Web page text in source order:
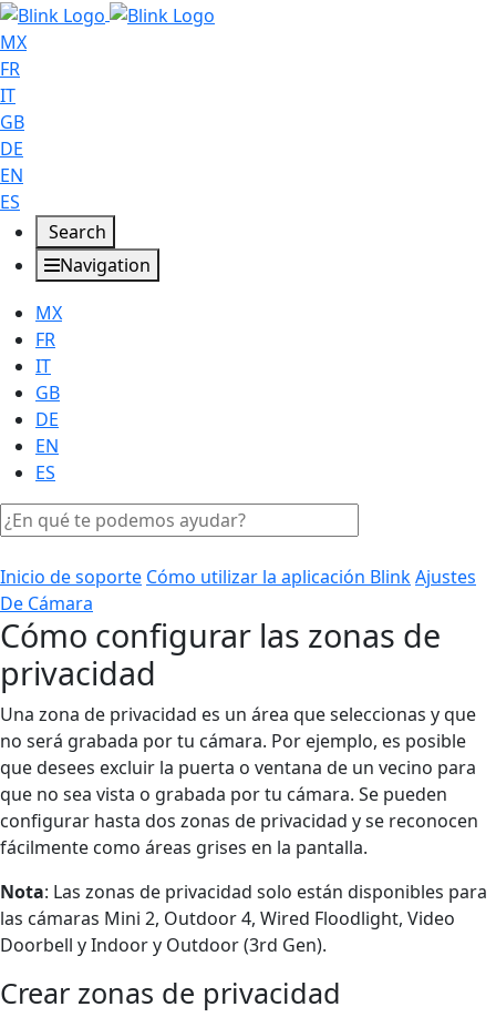
MX
FR
IT
GB
DE
EN
ES
Search
Navigation
MX
FR
IT
GB
DE
EN
ES
Inicio de soporte Cómo utilizar la aplicación BlinkAjustes
De Cámara
Cómo configurar las zonas de
privacidad
Una zona de privacidad es un área que seleccionas y que
no será grabada por tu cámara. Por ejemplo, es posible
que desees excluir la puerta o ventana de un vecino para
que no sea vista o grabada por tu cámara. Se pueden
configurar hasta dos zonas de privacidad y se reconocen
fácilmente como áreas grises en la pantalla.
Nota: Las zonas de privacidad solo están disponibles para
las cámaras Mini 2, Outdoor 4, Wired Floodlight, Video
Doorbell y Indoor y Outdoor (3rd Gen).
Crear zonas de privacidad